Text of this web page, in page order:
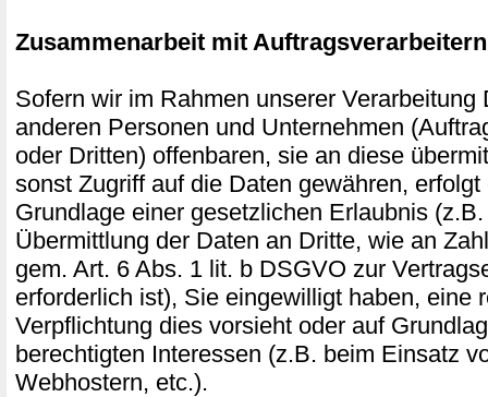
Zusammenarbeit mit
Sofern wir im Rahmen unserer Verarbeitung
anderen Personen und Unternehmen
oder Dritten) offenbaren, sie an diese
sonst Zugriff auf die Daten gewähren, erfolgt
Grundlage einer gesetzlichen Erlaubnis
Übermittlung der Daten an Dritte, wie an
gem. Art. 6 Abs. 1 lit. b DSGVO zur
erforderlich ist), Sie eingewilligt haben, eine
Verpflichtung dies vorsieht oder auf
berechtigten Interessen (z.B. beim Einsatz
Webhostern, etc.).